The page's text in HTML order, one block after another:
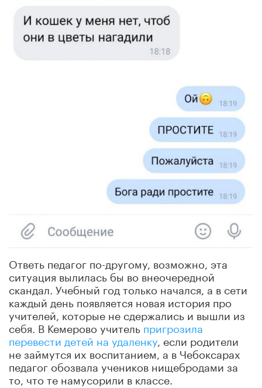
Ответь педагог по-другому, возможно, эта
ситуация вылилась бы во внеочередной
скандал. Учебный год только начался, а в сети
каждый день появляется новая история про
учителей, которые не сдержались и вышли из
себя. В Кемерово учительпригрозила
перевести детей на удаленку , если родители
не займутся их воспитанием, а в Чебоксарах
педагог обозвала учеников нищебродами за
то, что те намусорили в классе.